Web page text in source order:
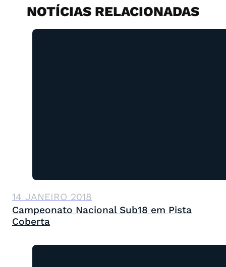
NOTÍCIAS RELACIONADAS
14 JANEIRO 2018
Campeonato Nacional Sub18 em Pista
Coberta